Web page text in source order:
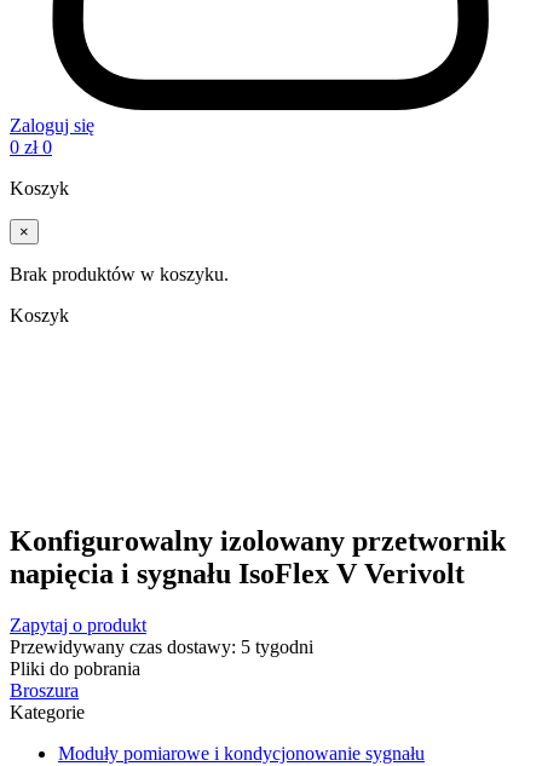
Zaloguj się
0 zł 0
Koszyk
×
Brak produktów w koszyku.
Koszyk
Konfigurowalny izolowany przetwornik
napięcia i sygnału IsoFlex V Verivolt
Zapytaj o produkt
Przewidywany czas dostawy: 5 tygodni
Pliki do pobrania
Broszura
Kategorie
Moduły pomiarowe i kondycjonowanie sygnału